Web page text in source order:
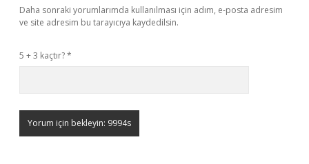
Daha sonraki yorumlarımda kullanılması için adım, e-posta adresim
ve site adresim bu tarayıcıya kaydedilsin.
5 + 3 kaçtır?*